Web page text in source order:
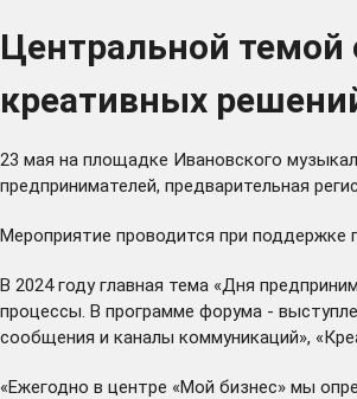
Центральной темой
креативных
23 мая на площадке Ивановского
предпринимателей, предварительная
Мероприятие проводится при поддержке
В 2024 году главная тема «Дня
процессы. В программе форума -
сообщения и каналы коммуникаций»,
«Ежегодно в центре «Мой бизнес» мы